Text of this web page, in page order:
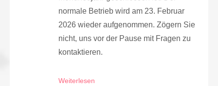
normale Betrieb wird am 23. Februar
2026 wieder aufgenommen. Zögern Sie
nicht, uns vor der Pause mit Fragen zu
kontaktieren.
Weiterlesen